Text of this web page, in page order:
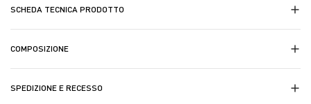
SCHEDA TECNICA PRODOTTO
COMPOSIZIONE
SPEDIZIONE E RECESSO